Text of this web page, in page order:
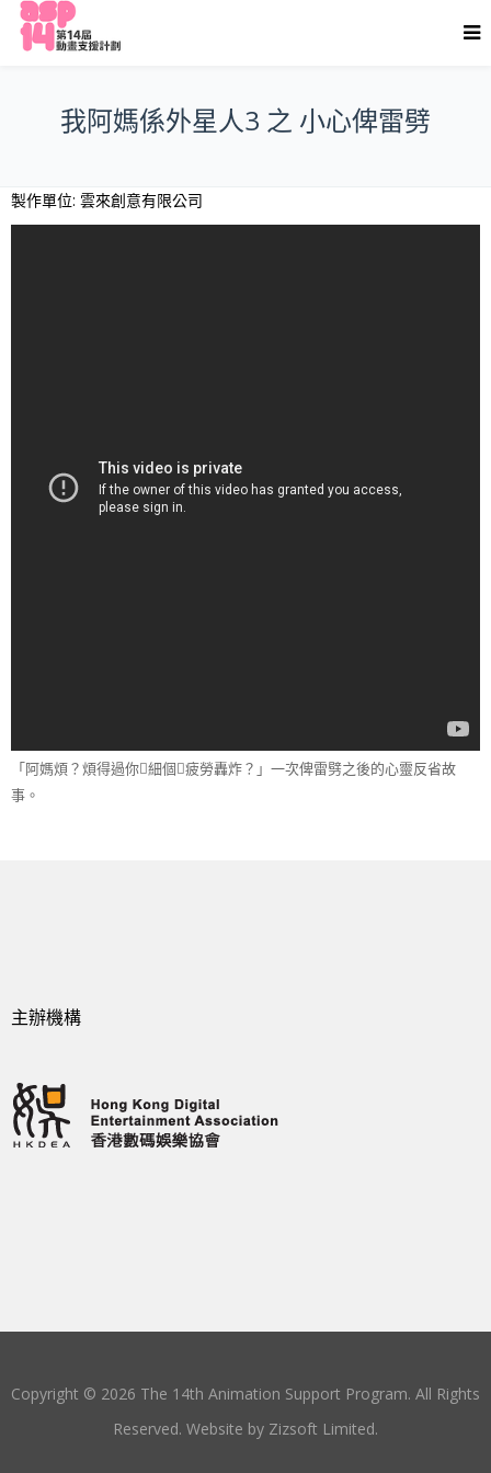
我阿媽係外星人3 之 小心俾雷劈
製作單位: 雲來創意有限公司
「阿媽煩？煩得過你細個疲勞轟炸？」一次俾雷劈之後的心靈反省故
事。
主辦機構
Copyright © 2026 The 14th Animation Support Program. All Rights
Reserved. Website by Zizsoft Limited.